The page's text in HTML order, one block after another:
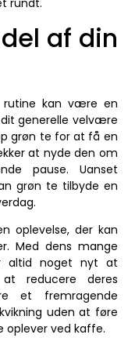
rundt.
af din
kan være en
generelle velvære
grøn te for at få en
at nyde den om
pause. Uanset
grøn te tilbyde en
oplevelse, der kan
Med dens mange
altid noget nyt at
reducere deres
et fremragende
uden at føre
oplever ved kaffe.